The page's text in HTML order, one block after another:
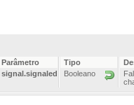
Parâmetro Tipo
signal.signaled
Booleano